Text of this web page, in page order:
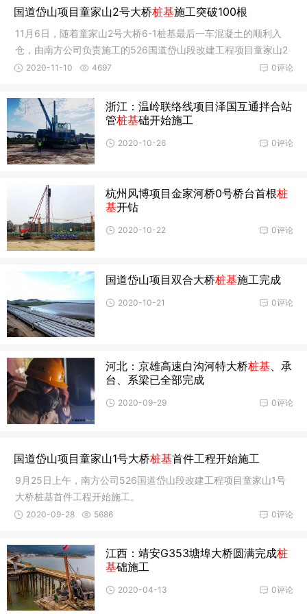
国道岱山项目童家山2号大桥桩基施工突破100根
11月6日，随着童家山2号大桥6-1桩基最后一车混凝土的顺利入
仓，由南方公司负责施工的526国道岱山段改建工程项目童家山2
号大桥突破第“100根”大关，项目又如期实现一重要施工节点目0评论
2020-11-10 4697
浙江：温岭联络线项目泽国互通拌合站
管桩基础开始施工
0评论
2020-10-26
杭州风博项目金家河桥0号桥台首根桩
基开钻
0评论
2020-10-22
国道岱山项目双合大桥桩基施工完成
0评论
2020-10-21
河北：京雄高速白沟河特大桥桩基、承
台、系梁已全部完成
0评论
2020-09-29
国道岱山项目童家山1号大桥桩基首件工程开始施工
9月25日上午，南方公司526国道岱山段改建工程项目童家山1号
大桥桩基首件工程开始施工。
0评论
2020-09-28 5686
江西：靖安G353塘埠大桥圆满完成桩
基础施工
0评论
2020-04-13